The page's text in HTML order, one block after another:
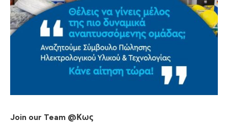
Join our Team @Κως